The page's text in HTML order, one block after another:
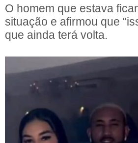
O homem que estava
situação e afirmou que
que ainda terá volta.